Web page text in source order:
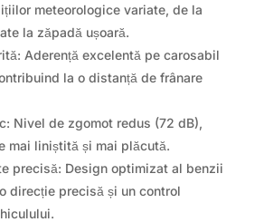
meteorologice variate, de la
la zăpadă ușoară.
Aderență excelentă pe carosabil
la o distanță de frânare
Nivel de zgomot redus (72 dB),
mai liniștită și mai plăcută.
precisă: Design optimizat al benzii
direcție precisă și un control